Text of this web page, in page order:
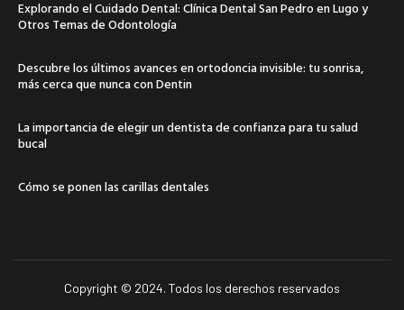
Explorando el Cuidado Dental: Clínica Dental San Pedro en Lugo y
Otros Temas de Odontología
Descubre los últimos avances en ortodoncia invisible: tu sonrisa,
más cerca que nunca con Dentin
La importancia de elegir un dentista de confianza para tu salud
bucal
Cómo se ponen las carillas dentales
Copyright © 2024. Todos los derechos reservados